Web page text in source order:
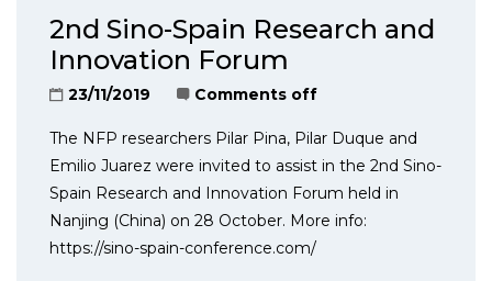
2nd Sino-Spain Research and
Innovation Forum
23/11/2019 Comments off
The NFP researchers Pilar Pina, Pilar Duque and
Emilio Juarez were invited to assist in the 2nd Sino-
Spain Research and Innovation Forum held in
Nanjing (China) on 28 October. More info:
https://sino-spain-conference.com/